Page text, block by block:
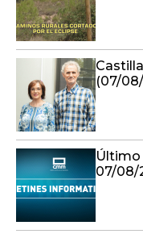
(07/
Último
07/08/